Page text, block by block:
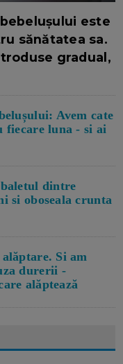
este
sănătatea sa.
gradual,
Avem cate
fiecare luna - si ai
dintre
si oboseala crunta
Si am
durerii -
alăptează